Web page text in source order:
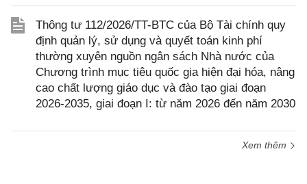
Thông tư 112/2026/TT-BTC của Bộ Tài chính quy
định quản lý, sử dụng và quyết toán kinh phí
thường xuyên nguồn ngân sách Nhà nước của
Chương trình mục tiêu quốc gia hiện đại hóa, nâng
cao chất lượng giáo dục và đào tạo giai đoạn
2026-2035, giai đoạn I: từ năm 2026 đến năm 2030
Xem thêm